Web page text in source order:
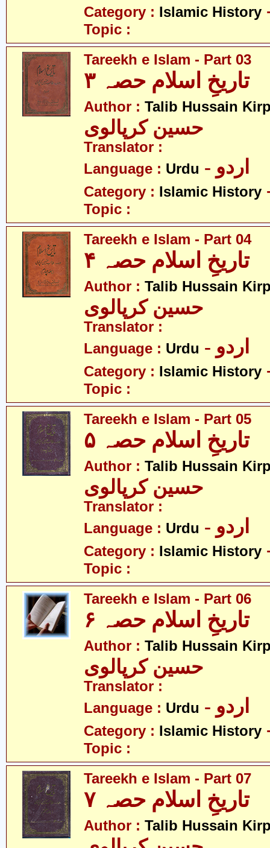
Category : Islamic History
Topic :
Tareekh e Islam - Part 03
تاریخِ اسلام حصہ ۳
Author : Talib Hussain
حسین کرپالوی
Translator :
Language : Urdu - اردو
Category : Islamic History
Topic :
Tareekh e Islam - Part 04
تاریخِ اسلام حصہ ۴
Author : Talib Hussain
حسین کرپالوی
Translator :
Language : Urdu - اردو
Category : Islamic History
Topic :
Tareekh e Islam - Part 05
تاریخِ اسلام حصہ ۵
Author : Talib Hussain
حسین کرپالوی
Translator :
Language : Urdu - اردو
Category : Islamic History
Topic :
Tareekh e Islam - Part 06
تاریخِ اسلام حصہ ۶
Author : Talib Hussain
حسین کرپالوی
Translator :
Language : Urdu - اردو
Category : Islamic History
Topic :
Tareekh e Islam - Part 07
تاریخِ اسلام حصہ ۷
Author : Talib Hussain